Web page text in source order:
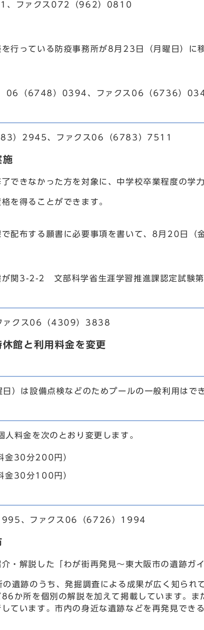
ファクス072（962）0810
行っている防疫事務所が8月23日（月曜日）に
06（6748）0394、ファクス06（6736）
）2945、ファクス06（6783）7511
施
できなかった方を対象に、中学校卒業程度の学
を得ることができます。
配布する願書に必要事項を書いて、8月20日（
関3-2-2 文部科学省生涯学習推進課認定試験第
クス06（4309）3838
館と利用料金を変更
）は設備点検などのためプールの一般利用はで
料金を次のとおり変更します。
金30分200円）
金30分100円）
、ファクス06（6726）1994
・解説した「わが街再発見～東大阪市の遺跡ガ
遺跡のうち、発掘調査による成果が広く知られ
か所を個別の解説を加えて掲載しています。ま
ています。市内の身近な遺跡などを再発見でき